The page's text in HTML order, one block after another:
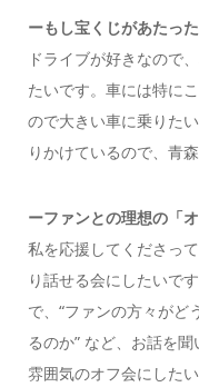
ーもし宝くじがあたっ
ドライブが好きなので
たいです。車には特に
ので大きい車に乗りたい
りかけているので、青
ーファンとの理想の「
私を応援してくださっ
り話せる会にしたいで
で、“ファンの方々がど
るのか” など、お話を
雰囲気のオフ会にしたい